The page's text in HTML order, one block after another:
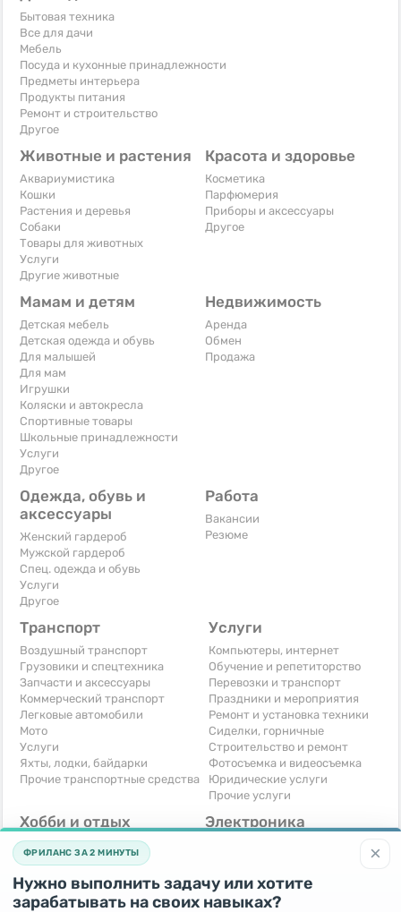
Бытовая техника
Все для дачи
Мебель
Посуда и кухонные принадлежности
Предметы интерьера
Продукты питания
Ремонт и строительство
Другое
Животные и растения
Аквариумистика
Кошки
Растения и деревья
Собаки
Товары для животных
Услуги
Другие животные
Красота и здоровье
Косметика
Парфюмерия
Приборы и аксессуары
Другое
Мамам и детям
Детская мебель
Детская одежда и обувь
Для малышей
Для мам
Игрушки
Коляски и автокресла
Спортивные товары
Школьные принадлежности
Услуги
Другое
Недвижимость
Аренда
Обмен
Продажа
Одежда, обувь и
аксессуары
Женский гардероб
Мужской гардероб
Спец. одежда и обувь
Услуги
Другое
Работа
Вакансии
Резюме
Транспорт
Воздушный транспорт
Грузовики и спецтехника
Запчасти и аксессуары
Коммерческий транспорт
Легковые автомобили
Мото
Услуги
Яхты, лодки, байдарки
Прочие транспортные средства
Услуги
Компьютеры, интернет
Обучение и репетиторство
Перевозки и транспорт
Праздники и мероприятия
Ремонт и установка техники
Сиделки, горничные
Строительство и ремонт
Фотосъемка и видеосъемка
Юридические услуги
Прочие услуги
Хобби и отдых
Книги и журналы
Музыкальные инструменты
Охота и рыбалка
Спорт и отдых
Другое
Электроника
Приставки и видеоигры
Телефоны и связь
×
ФРИЛАНС ЗА 2 МИНУТЫ
Нужно выполнить задачу или хотите
зарабатывать на своих навыках?